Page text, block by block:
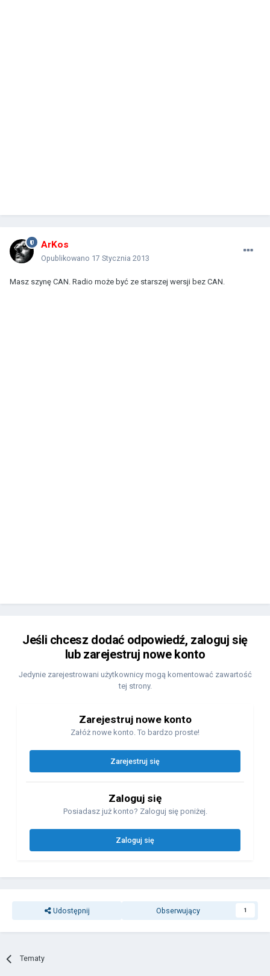
ArKos
Opublikowano 17 Stycznia 2013
Masz szynę CAN. Radio może być ze starszej wersji bez CAN.
Jeśli chcesz dodać odpowiedź, zaloguj się
lub zarejestruj nowe konto
Jedynie zarejestrowani użytkownicy mogą komentować zawartość
tej strony.
Zarejestruj nowe konto
Załóż nowe konto. To bardzo proste!
Zarejestruj się
Zaloguj się
Posiadasz już konto? Zaloguj się poniżej.
Zaloguj się
Udostępnij Obserwujący 1
Tematy